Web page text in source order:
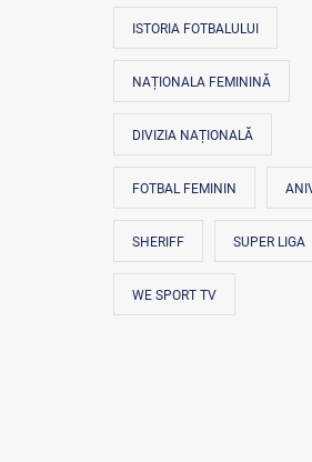
ISTORIA FOTBALULUI
NAȚIONALA FEMININĂ
DIVIZIA NAȚIONALĂ
FOTBAL FEMININ
SHERIFF SUPER LIGA
WE SPORT TV